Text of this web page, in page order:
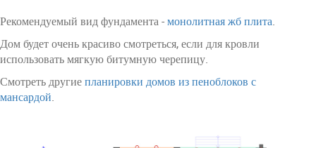
Рекомендуемый вид фундамента -монолитная жб плита.
Дом будет очень красиво смотреться, если для кровли
использовать мягкую битумную черепицу.
Смотреть другиепланировки домов из пеноблоков с
мансардой.